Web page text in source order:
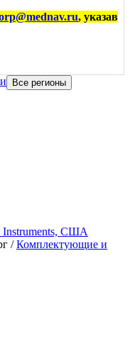
, указав
Все регионы
Instruments, США
/Комплектующие и